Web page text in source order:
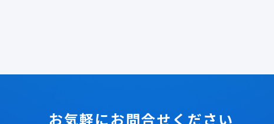
お気軽にお問合せください